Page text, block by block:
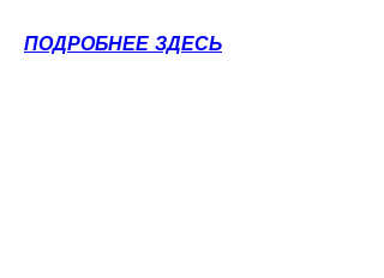
ПОДРОБНЕЕ ЗДЕСЬ